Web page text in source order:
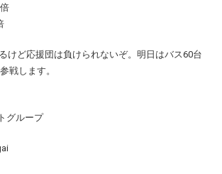
けど応援団は負けられないぞ。明日はバス60台
戦します。
グループ